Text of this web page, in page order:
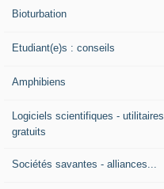
Bioturbation
Etudiant(e)s : conseils
Amphibiens
Logiciels scientifiques - utilitaires
gratuits
Sociétés savantes - alliances...